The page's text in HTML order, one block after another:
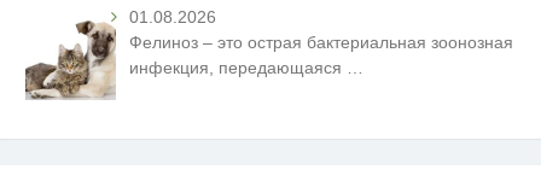
01.08.2026
Фелиноз – это острая бактериальная зоонозная
инфекция, передающаяся